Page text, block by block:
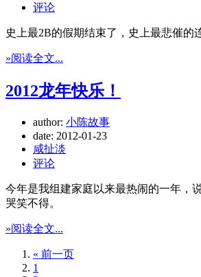
评论
史上最2B的假期结束了，史上最悲催的
»阅读全文...
2012龙年快乐！
author: 小陈故事
date: 2012-01-23
咸扯淡
评论
今年是我组建家庭以来最热闹的一年，
哭笑不得。
»阅读全文...
« 前一页
1